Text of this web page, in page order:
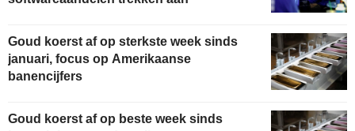
Goud koerst af op sterkste week sinds
januari, focus op Amerikaanse
banencijfers
Goud koerst af op beste week sinds